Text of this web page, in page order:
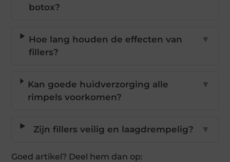
botox?
Hoe lang houden de effecten van
fillers?
▼
Kan goede huidverzorging alle
rimpels voorkomen?
▼
Zijn fillers veilig en laagdrempelig? ▼
Goed artikel? Deel hem dan op: